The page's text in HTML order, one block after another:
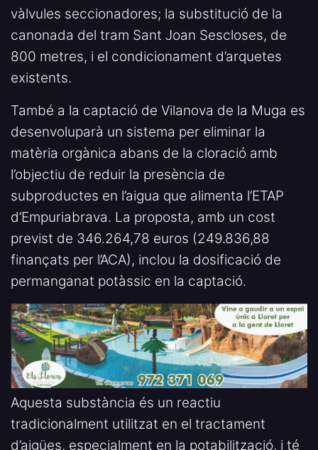
vàlvules seccionadores; la substitució de la
canonada del tram Sant Joan Sescloses, de
800 metres, i el condicionament d’arquetes
existents.
També a la captació de Vilanova de la Muga es
desenvoluparà un sistema per eliminar la
matèria orgànica abans de la cloració amb
l’objectiu de reduir la presència de
subproductes en l’aigua que alimenta l’ETAP
d’Empuriabrava. La proposta, amb un cost
previst de 346.264,78 euros (249.836,88
finançats per l’ACA), inclou la dosificació de
permanganat potàssic en la captació.
Aquesta substància és un reactiu
tradicionalment utilitzat en el tractament
d’aigües, especialment en la potabilització, i té